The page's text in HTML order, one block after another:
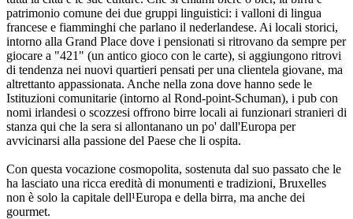
patrimonio comune dei due gruppi linguistici: i valloni di lingua
francese e fiamminghi che parlano il nederlandese. Ai locali storici,
intorno alla Grand Place dove i pensionati si ritrovano da sempre per
giocare a "421" (un antico gioco con le carte), si aggiungono ritrovi
di tendenza nei nuovi quartieri pensati per una clientela giovane, ma
altrettanto appassionata. Anche nella zona dove hanno sede le
Istituzioni comunitarie (intorno al Rond-point-Schuman), i pub con
nomi irlandesi o scozzesi offrono birre locali ai funzionari stranieri di
stanza qui che la sera si allontanano un po' dall'Europa per
avvicinarsi alla passione del Paese che li ospita.
Con questa vocazione cosmopolita, sostenuta dal suo passato che le
ha lasciato una ricca eredità di monumenti e tradizioni, Bruxelles
non è solo la capitale dell¹Europa e della birra, ma anche dei
gourmet.